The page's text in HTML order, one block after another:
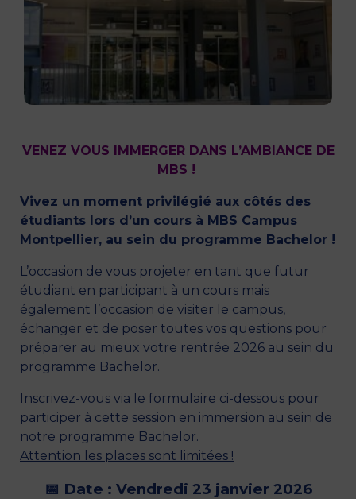
VENEZ VOUS IMMERGER DANS L’AMBIANCE DE
MBS !
Vivez un moment privilégié aux côtés des
étudiants lors d’un cours à MBS Campus
Montpellier, au sein du programme Bachelor !
L’occasion de vous projeter en tant que futur
étudiant en participant à un cours mais
également l’occasion de visiter le campus,
échanger et de poser toutes vos questions pour
préparer au mieux votre rentrée 2026 au sein du
programme Bachelor.
Inscrivez-vous via le formulaire ci-dessous pour
participer à cette session en immersion au sein de
notre programme Bachelor.
Attention les places sont limitées !
📅 Date : Vendredi 23 janvier 2026